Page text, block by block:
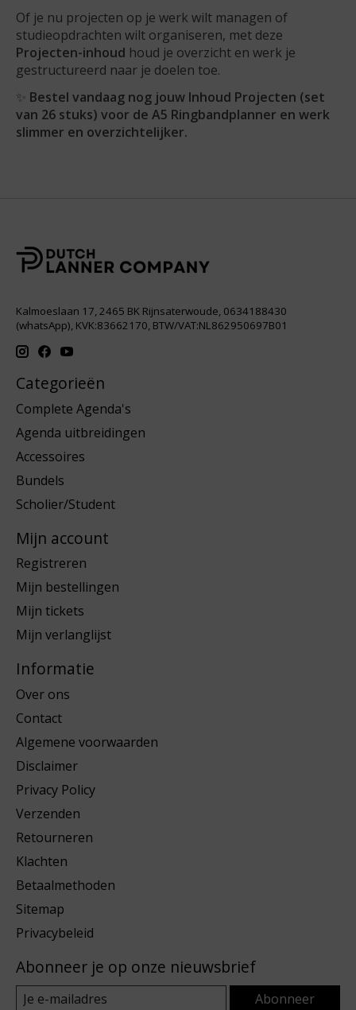
Of je nu projecten op je werk wilt managen of
studieopdrachten wilt organiseren, met deze
Projecten-inhoud houd je overzicht en werk je
gestructureerd naar je doelen toe.
✨ Bestel vandaag nog jouw Inhoud Projecten (set
van 26 stuks) voor de A5 Ringbandplanner en werk
slimmer en overzichtelijker.
Kalmoeslaan 17, 2465 BK Rijnsaterwoude, 0634188430
(whatsApp), KVK:83662170, BTW/VAT:NL862950697B01
Categorieën
Complete Agenda's
Agenda uitbreidingen
Accessoires
Bundels
Scholier/Student
Mijn account
Registreren
Mijn bestellingen
Mijn tickets
Mijn verlanglijst
Informatie
Over ons
Contact
Algemene voorwaarden
Disclaimer
Privacy Policy
Verzenden
Retourneren
Klachten
Betaalmethoden
Sitemap
Privacybeleid
Abonneer je op onze nieuwsbrief
Abonneer